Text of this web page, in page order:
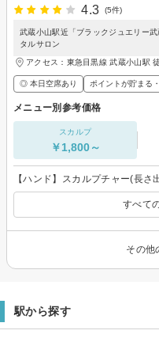
4.3
(5件)
武蔵小山駅近「ブラックジュエリー
タルサロン
アクセス：東急目黒線 武蔵小山駅
◎ 本日空席あり ポイントが貯まる
メニュー別参考価格
スカルプ
￥1,800～
【ハンド】スカルプチャー(長さ
すべて
その他
駅から探す